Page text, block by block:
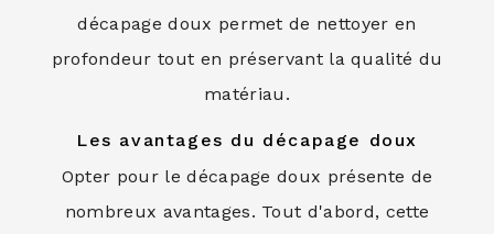
décapage doux permet de nettoyer en
profondeur tout en préservant la qualité du
matériau.
Les avantages du décapage doux
Opter pour le décapage doux présente de
nombreux avantages. Tout d'abord, cette